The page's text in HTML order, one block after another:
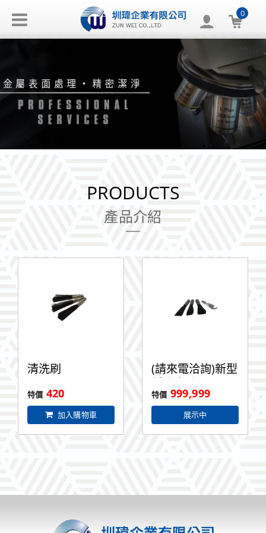
0
PRODUCTS
產品介紹
清洗刷
420
加入購物車
(請來電洽詢)新型
低功率毛刷
999,999
展示中